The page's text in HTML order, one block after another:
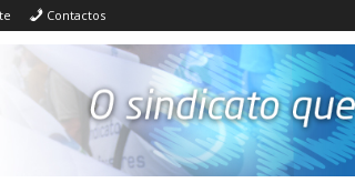
Contactos